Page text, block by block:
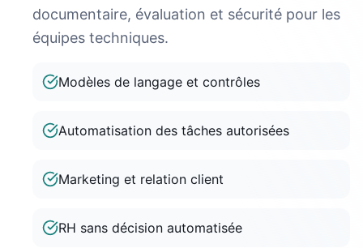
documentaire, évaluation et sécurité pour les
équipes techniques.
Modèles de langage et contrôles
Automatisation des tâches autorisées
Marketing et relation client
RH sans décision automatisée